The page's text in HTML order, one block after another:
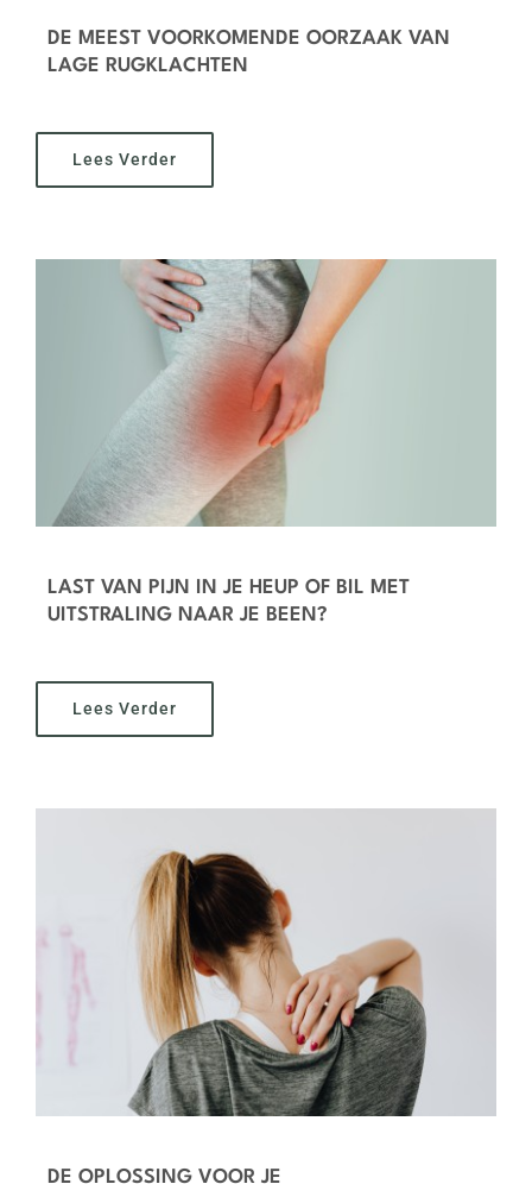
DE MEEST VOORKOMENDE OORZAAK VAN
LAGE RUGKLACHTEN
Lees Verder
LAST VAN PIJN IN JE HEUP OF BIL MET
UITSTRALING NAAR JE BEEN?
Lees Verder
DE OPLOSSING VOOR JE